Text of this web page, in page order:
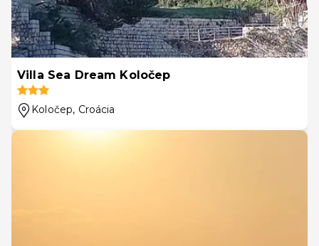
Villa Sea Dream Koločep
Koločep, Croácia